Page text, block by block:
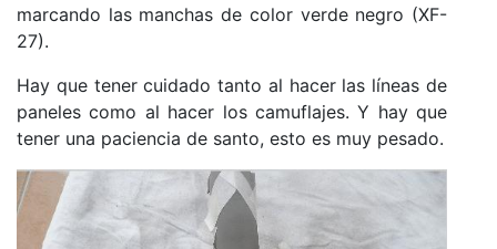
marcando las manchas de color verde negro (XF-
27).
Hay que tener cuidado tanto al hacer las líneas de
paneles como al hacer los camuflajes. Y hay que
tener una paciencia de santo, esto es muy pesado.